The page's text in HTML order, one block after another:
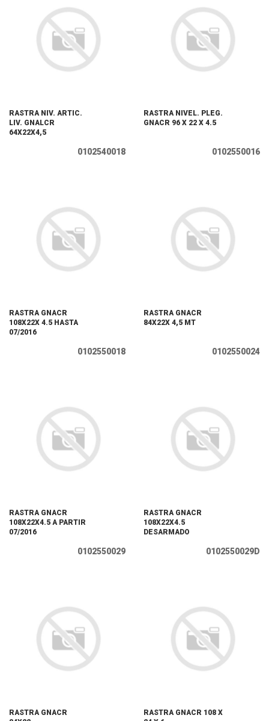
RASTRA NIV. ARTIC.
LIV. GNALCR
64X22X4,5
0102540018
RASTRA NIVEL. PLEG.
GNACR 96 X 22 X 4.5
0102550016
RASTRA GNACR
108X22X 4.5 HASTA
07/2016
0102550018
RASTRA GNACR
84X22X 4,5 MT
0102550024
RASTRA GNACR
108X22X4.5 A PARTIR
07/2016
0102550029
RASTRA GNACR
108X22X4.5
DESARMADO
0102550029D
RASTRA GNACR
RASTRA GNACR 108 X